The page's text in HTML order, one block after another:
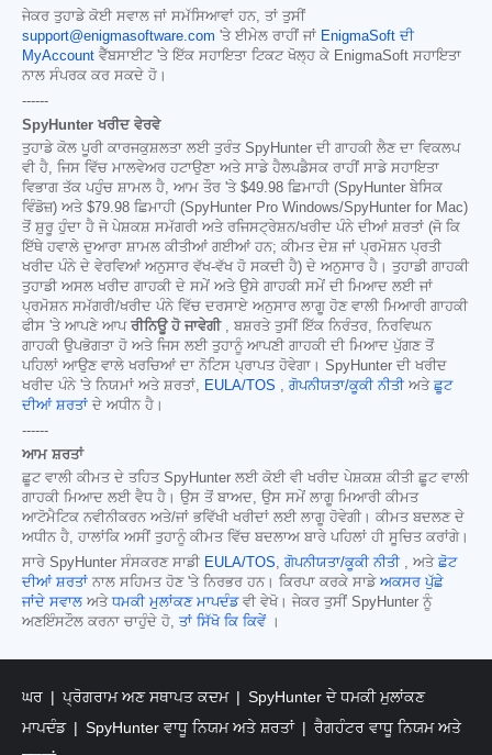
ਜੇਕਰ ਤੁਹਾਡੇ ਕੋਈ ਸਵਾਲ ਜਾਂ ਸਮੱਸਿਆਵਾਂ ਹਨ, ਤਾਂ ਤੁਸੀਂ
support@enigmasoftware.com 'ਤੇ ਈਮੇਲ ਰਾਹੀਂ ਜਾਂ EnigmaSoft ਦੀ
MyAccount ਵੈੱਬਸਾਈਟ 'ਤੇ ਇੱਕ ਸਹਾਇਤਾ ਟਿਕਟ ਖੋਲ੍ਹ ਕੇ EnigmaSoft ਸਹਾਇਤਾ
ਨਾਲ ਸੰਪਰਕ ਕਰ ਸਕਦੇ ਹੋ।
------
SpyHunter ਖਰੀਦ ਵੇਰਵੇ
ਤੁਹਾਡੇ ਕੋਲ ਪੂਰੀ ਕਾਰਜਕੁਸ਼ਲਤਾ ਲਈ ਤੁਰੰਤ SpyHunter ਦੀ ਗਾਹਕੀ ਲੈਣ ਦਾ ਵਿਕਲਪ
ਵੀ ਹੈ, ਜਿਸ ਵਿੱਚ ਮਾਲਵੇਅਰ ਹਟਾਉਣਾ ਅਤੇ ਸਾਡੇ ਹੈਲਪਡੈਸਕ ਰਾਹੀਂ ਸਾਡੇ ਸਹਾਇਤਾ
ਵਿਭਾਗ ਤੱਕ ਪਹੁੰਚ ਸ਼ਾਮਲ ਹੈ, ਆਮ ਤੌਰ 'ਤੇ $49.98 ਛਿਮਾਹੀ (SpyHunter ਬੇਸਿਕ
ਵਿੰਡੋਜ਼) ਅਤੇ $79.98 ਛਿਮਾਹੀ (SpyHunter Pro Windows/SpyHunter for Mac)
ਤੋਂ ਸ਼ੁਰੂ ਹੁੰਦਾ ਹੈ ਜੋ ਪੇਸ਼ਕਸ਼ ਸਮੱਗਰੀ ਅਤੇ ਰਜਿਸਟ੍ਰੇਸ਼ਨ/ਖਰੀਦ ਪੰਨੇ ਦੀਆਂ ਸ਼ਰਤਾਂ (ਜੋ ਕਿ
ਇੱਥੇ ਹਵਾਲੇ ਦੁਆਰਾ ਸ਼ਾਮਲ ਕੀਤੀਆਂ ਗਈਆਂ ਹਨ; ਕੀਮਤ ਦੇਸ਼ ਜਾਂ ਪ੍ਰਮੋਸ਼ਨ ਪ੍ਰਤੀ
ਖਰੀਦ ਪੰਨੇ ਦੇ ਵੇਰਵਿਆਂ ਅਨੁਸਾਰ ਵੱਖ-ਵੱਖ ਹੋ ਸਕਦੀ ਹੈ) ਦੇ ਅਨੁਸਾਰ ਹੈ। ਤੁਹਾਡੀ ਗਾਹਕੀ
ਤੁਹਾਡੀ ਅਸਲ ਖਰੀਦ ਗਾਹਕੀ ਦੇ ਸਮੇਂ ਅਤੇ ਉਸੇ ਗਾਹਕੀ ਸਮੇਂ ਦੀ ਮਿਆਦ ਲਈ ਜਾਂ
ਪ੍ਰਮੋਸ਼ਨ ਸਮੱਗਰੀ/ਖਰੀਦ ਪੰਨੇ ਵਿੱਚ ਦਰਸਾਏ ਅਨੁਸਾਰ ਲਾਗੂ ਹੋਣ ਵਾਲੀ ਮਿਆਰੀ ਗਾਹਕੀ
ਫੀਸ 'ਤੇ ਆਪਣੇ ਆਪ ਰੀਨਿਊ ਹੋ ਜਾਵੇਗੀ, ਬਸ਼ਰਤੇ ਤੁਸੀਂ ਇੱਕ ਨਿਰੰਤਰ, ਨਿਰਵਿਘਨ
ਗਾਹਕੀ ਉਪਭੋਗਤਾ ਹੋ ਅਤੇ ਜਿਸ ਲਈ ਤੁਹਾਨੂੰ ਆਪਣੀ ਗਾਹਕੀ ਦੀ ਮਿਆਦ ਪੁੱਗਣ ਤੋਂ
ਪਹਿਲਾਂ ਆਉਣ ਵਾਲੇ ਖਰਚਿਆਂ ਦਾ ਨੋਟਿਸ ਪ੍ਰਾਪਤ ਹੋਵੇਗਾ। SpyHunter ਦੀ ਖਰੀਦ
ਖਰੀਦ ਪੰਨੇ 'ਤੇ ਨਿਯਮਾਂ ਅਤੇ ਸ਼ਰਤਾਂ, EULA/TOS , ਗੋਪਨੀਯਤਾ/ਕੂਕੀ ਨੀਤੀ ਅਤੇ ਛੂਟ
ਦੀਆਂ ਸ਼ਰਤਾਂ ਦੇ ਅਧੀਨ ਹੈ।
------
ਆਮ ਸ਼ਰਤਾਂ
ਛੂਟ ਵਾਲੀ ਕੀਮਤ ਦੇ ਤਹਿਤ SpyHunter ਲਈ ਕੋਈ ਵੀ ਖਰੀਦ ਪੇਸ਼ਕਸ਼ ਕੀਤੀ ਛੂਟ ਵਾਲੀ
ਗਾਹਕੀ ਮਿਆਦ ਲਈ ਵੈਧ ਹੈ। ਉਸ ਤੋਂ ਬਾਅਦ, ਉਸ ਸਮੇਂ ਲਾਗੂ ਮਿਆਰੀ ਕੀਮਤ
ਆਟੋਮੈਟਿਕ ਨਵੀਨੀਕਰਨ ਅਤੇ/ਜਾਂ ਭਵਿੱਖੀ ਖਰੀਦਾਂ ਲਈ ਲਾਗੂ ਹੋਵੇਗੀ। ਕੀਮਤ ਬਦਲਣ ਦੇ
ਅਧੀਨ ਹੈ, ਹਾਲਾਂਕਿ ਅਸੀਂ ਤੁਹਾਨੂੰ ਕੀਮਤ ਵਿੱਚ ਬਦਲਾਅ ਬਾਰੇ ਪਹਿਲਾਂ ਹੀ ਸੂਚਿਤ ਕਰਾਂਗੇ।
ਸਾਰੇ SpyHunter ਸੰਸਕਰਣ ਸਾਡੀ EULA/TOS, ਗੋਪਨੀਯਤਾ/ਕੂਕੀ ਨੀਤੀ , ਅਤੇ ਛੋਟ
ਦੀਆਂ ਸ਼ਰਤਾਂ ਨਾਲ ਸਹਿਮਤ ਹੋਣ 'ਤੇ ਨਿਰਭਰ ਹਨ। ਕਿਰਪਾ ਕਰਕੇ ਸਾਡੇ ਅਕਸਰ ਪੁੱਛੇ
ਜਾਂਦੇ ਸਵਾਲ ਅਤੇ ਧਮਕੀ ਮੁਲਾਂਕਣ ਮਾਪਦੰਡਵੀ ਵੇਖੋ। ਜੇਕਰ ਤੁਸੀਂ SpyHunter ਨੂੰ
ਅਣਇੰਸਟੌਲ ਕਰਨਾ ਚਾਹੁੰਦੇ ਹੋ, ਤਾਂ ਸਿੱਖੋ ਕਿ ਕਿਵੇਂ।
ਘਰ ਪ੍ਰੋਗਰਾਮ ਅਣ ਸਥਾਪਤ ਕਦਮ
SpyHunter ਦੇ ਧਮਕੀ ਮੁਲਾਂਕਣ
ਮਾਪਦੰਡ
SpyHunter ਵਾਧੂ ਨਿਯਮ ਅਤੇ ਸ਼ਰਤਾਂ
ਰੈਗਹੰਟਰ ਵਾਧੂ ਨਿਯਮ ਅਤੇ